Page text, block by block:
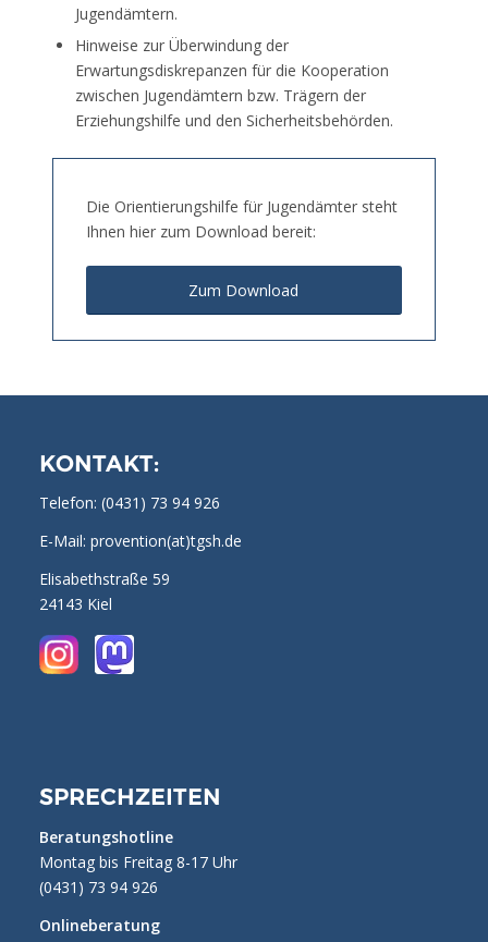
Jugendämtern.
Hinweise zur Überwindung der
Erwartungsdiskrepanzen für die Kooperation
zwischen Jugendämtern bzw. Trägern der
Erziehungshilfe und den Sicherheitsbehörden.
Die Orientierungshilfe für Jugendämter steht
Ihnen hier zum Download bereit:
Zum Download
KONTAKT:
Telefon: (0431) 73 94 926
E-Mail: provention(at)tgsh.de
Elisabethstraße 59
24143 Kiel
SPRECHZEITEN
Beratungshotline
Montag bis Freitag 8-17 Uhr
(0431) 73 94 926
Onlineberatung